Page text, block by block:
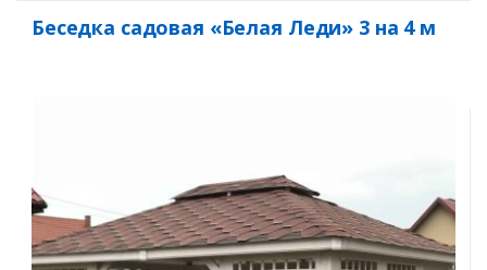
Беседка садовая «Белая Леди» 3 на 4 м